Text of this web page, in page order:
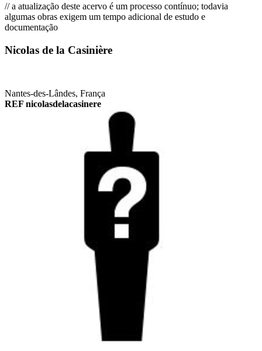
// a atualização deste acervo é um processo contínuo; todavia
algumas obras exigem um tempo adicional de estudo e
documentação
Nicolas de la Casinière
Nantes-des-Lândes, França
REF nicolasdelacasinere